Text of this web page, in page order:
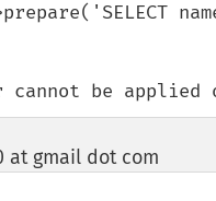
cannot be applied
at gmail dot com